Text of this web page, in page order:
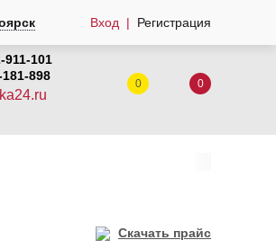
Вход Регистрация
911-101
898
0 0
Скачать прайс